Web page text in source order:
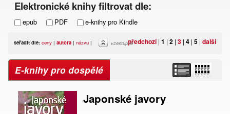
Elektronické knihy filtrovat dle:
epub PDF e-knihy pro Kindle
předchozí| 1 | 2 | 3 | 4 | 5 | další
seřadit dle: ceny | autora | názvu | vzestupně
E-knihy pro dospělé
Japonské javory